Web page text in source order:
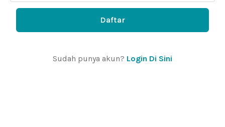
Daftar
Sudah punya akun? Login Di Sini